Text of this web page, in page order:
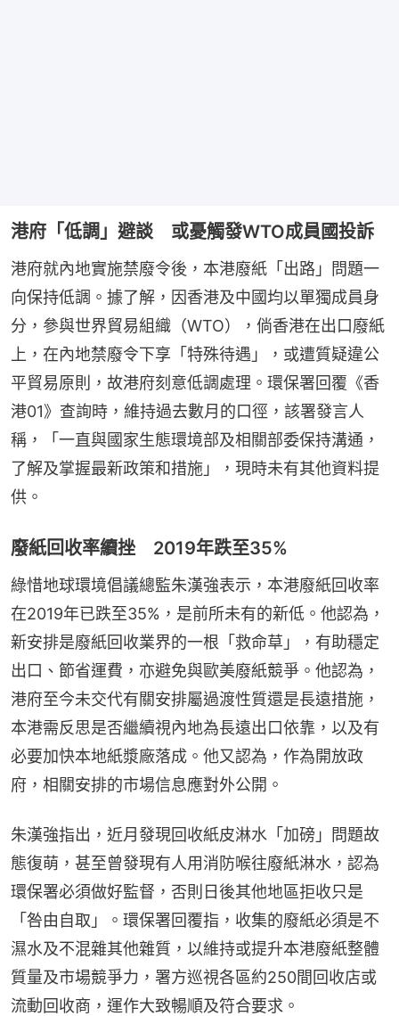
港府「低調」避談 或憂觸發WTO成員國投訴
港府就內地實施禁廢令後，本港廢紙「出路」問題一
向保持低調。據了解，因香港及中國均以單獨成員身
分，參與世界貿易組織（WTO），倘香港在出口廢紙
上，在內地禁廢令下享「特殊待遇」，或遭質疑違公
平貿易原則，故港府刻意低調處理。環保署回覆《香
港01》查詢時，維持過去數月的口徑，該署發言人
稱，「一直與國家生態環境部及相關部委保持溝通，
了解及掌握最新政策和措施」，現時未有其他資料提
供。
廢紙回收率續挫 2019年跌至35%
綠惜地球環境倡議總監朱漢強表示，本港廢紙回收率
在2019年已跌至35%，是前所未有的新低。他認為，
新安排是廢紙回收業界的一根「救命草」，有助穩定
出口、節省運費，亦避免與歐美廢紙競爭。他認為，
港府至今未交代有關安排屬過渡性質還是長遠措施，
本港需反思是否繼續視內地為長遠出口依靠，以及有
必要加快本地紙漿廠落成。他又認為，作為開放政
府，相關安排的市場信息應對外公開。
朱漢強指出，近月發現回收紙皮淋水「加磅」問題故
態復萌，甚至曾發現有人用消防喉往廢紙淋水，認為
環保署必須做好監督，否則日後其他地區拒收只是
「咎由自取」。環保署回覆指，收集的廢紙必須是不
濕水及不混雜其他雜質，以維持或提升本港廢紙整體
質量及市場競爭力，署方巡視各區約250間回收店或
流動回收商，運作大致暢順及符合要求。